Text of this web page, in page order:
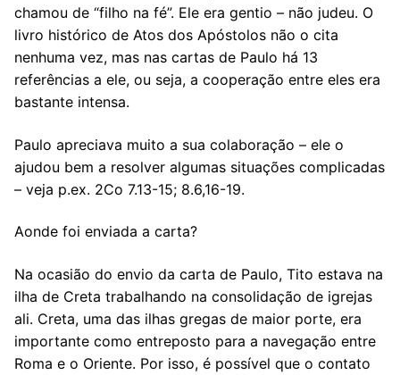
chamou de “filho na fé”. Ele era gentio – não judeu. O
livro histórico de Atos dos Apóstolos não o cita
nenhuma vez, mas nas cartas de Paulo há 13
referências a ele, ou seja, a cooperação entre eles era
bastante intensa.
Paulo apreciava muito a sua colaboração – ele o
ajudou bem a resolver algumas situações complicadas
– veja p.ex. 2Co 7.13-15; 8.6,16-19.
Aonde foi enviada a carta?
Na ocasião do envio da carta de Paulo, Tito estava na
ilha de Creta trabalhando na consolidação de igrejas
ali. Creta, uma das ilhas gregas de maior porte, era
importante como entreposto para a navegação entre
Roma e o Oriente. Por isso, é possível que o contato